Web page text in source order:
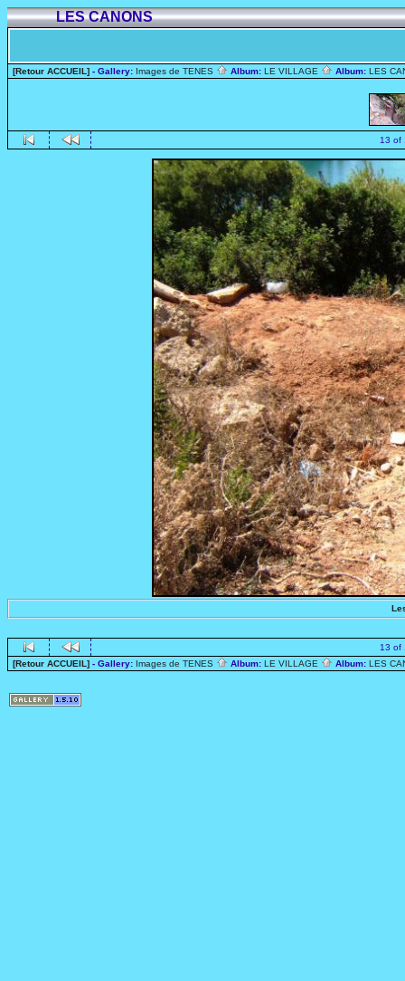
LES CANONS
[Retour ACCUEIL] - Gallery: Images de TENES Album: LE VILLAGE Album: LES
13 of
13 of
[Retour ACCUEIL] - Gallery: Images de TENES Album: LE VILLAGE Album: LES